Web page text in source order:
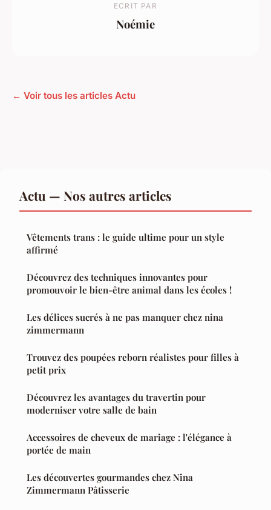
ECRIT PAR
Noémie
← Voir tous les articles Actu
Actu — Nos autres articles
Vêtements trans : le guide ultime pour un style
affirmé
Découvrez des techniques innovantes pour
promouvoir le bien-être animal dans les écoles !
Les délices sucrés à ne pas manquer chez nina
zimmermann
Trouvez des poupées reborn réalistes pour filles à
petit prix
Découvrez les avantages du travertin pour
moderniser votre salle de bain
Accessoires de cheveux de mariage : l'élégance à
portée de main
Les découvertes gourmandes chez Nina
Zimmermann Pâtisserie